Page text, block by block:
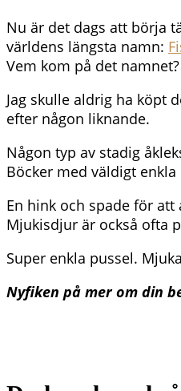
Nu är det dags att börja
världens längsta namn:
Vem kom på det namnet?
Jag skulle aldrig ha köpt
efter någon liknande.
Någon typ av stadig
Böcker med väldigt
En hink och spade för
Mjukisdjur är också ofta
Super enkla pussel.
Nyfiken på mer om din